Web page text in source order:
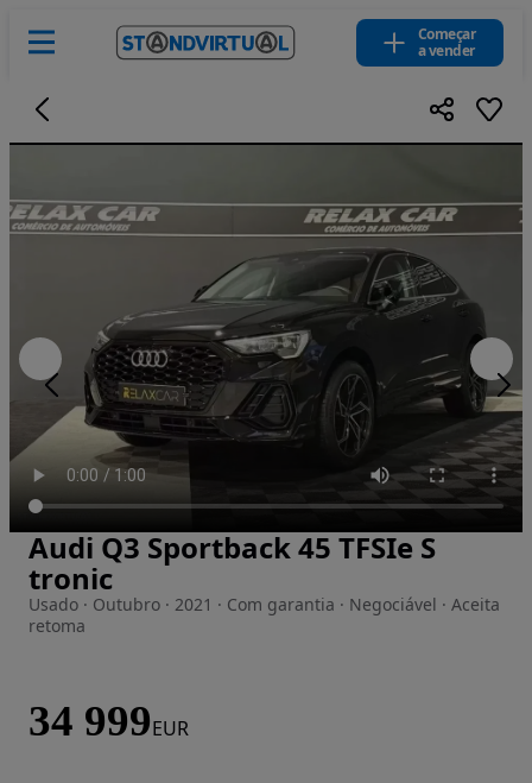
Começar
a vender
Imagem 1 de 23
Audi Q3 Sportback 45 TFSIe S
tronic
Usado · Outubro · 2021 · Com garantia · Negociável · Aceita
retoma
34 999EUR